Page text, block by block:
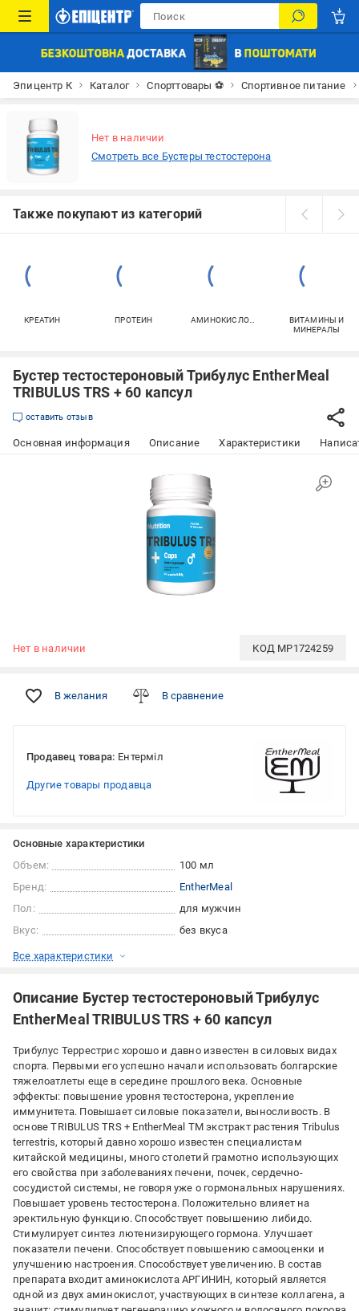
Эпицентр К Каталог Спорттовары ⚽ Спортивное питание
Нет в наличии
Смотреть все Бустеры тестостерона
Также покупают из категорий
КРЕАТИН ПРОТЕИН
ВИТАМИНЫ И
МИНЕРАЛЫ
Бустер тестостероновый Трибулус EntherMeal
TRIBULUS TRS + 60 капсул
оставить отзыв
Основная информация Описание Характеристики
Нет в наличии КОД MP1724259
В желания В сравнение
Продавец товара: Ентерміл
Другие товары продавца
Основные характеристики
Объем:
100 мл
Бренд:
EntherMeal
Пол:
для мужчин
Вкус:
без вкуса
Все характеристики
Описание Бустер тестостероновый Трибулус
EntherMeal TRIBULUS TRS + 60 капсул
Трибулус Террестрис хорошо и давно известен в силовых видах
спорта. Первыми его успешно начали использовать болгарские
тяжелоатлеты еще в середине прошлого века. Основные
эффекты: повышение уровня тестостерона, укрепление
иммунитета. Повышает силовые показатели, выносливость. В
основе TRIBULUS TRS + EntherMeal TM экстракт растения Tribulus
terrestris, который давно хорошо известен специалистам
китайской медицины, много столетий грамотно использующих
его свойства при заболеваниях печени, почек, сердечно-
сосудистой системы, не говоря уже о гормональных нарушениях.
Повышает уровень тестостерона. Положительно влияет на
эректильную функцию. Способствует повышению либидо.
Стимулирует синтез лютенизирующего гормона. Улучшает
показатели печени. Способствует повышению самооценки и
улучшению настроения. Способствует увеличению. В состав
препарата входит аминокислота АРГИНИН, который является
одной из двух аминокислот, участвующих в синтезе коллагена, а